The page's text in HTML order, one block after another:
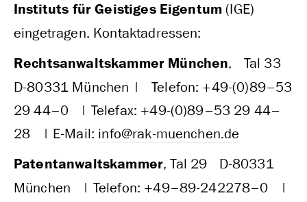
Instituts für Geistiges Eigentum (IGE)
eingetragen. Kontaktadressen:
Rechtsanwaltskammer München, Tal 33
D‑80331 München | Telefon: +49-(0)89–53
29 44–0 | Telefax: +49-(0)89–53 29 44–
28 | E‑Mail: info@rak-muenchen.de
Patentanwaltskammer, Tal 29 D‑80331
München | Telefon: +49–89-242278–0 |